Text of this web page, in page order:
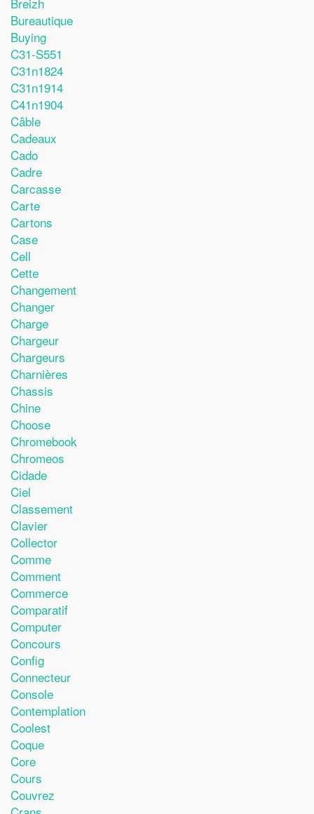
Bureautique
Buying
C31-S551
C31n1824
C31n1914
C41n1904
Câble
Cadeaux
Cado
Cadre
Carcasse
Carte
Cartons
Case
Cell
Cette
Changement
Changer
Charge
Chargeur
Chargeurs
Charnières
Chassis
Chine
Choose
Chromebook
Chromeos
Cidade
Ciel
Classement
Clavier
Collector
Comme
Comment
Commerce
Comparatif
Computer
Concours
Config
Connecteur
Console
Contemplation
Coolest
Coque
Core
Cours
Couvrez